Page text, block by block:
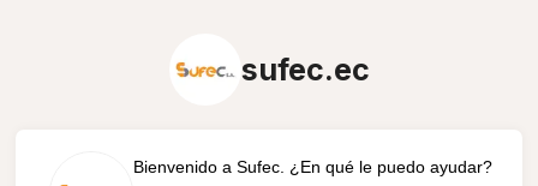
sufec.ec
Bienvenido a Sufec. ¿En qué le puedo ayudar?